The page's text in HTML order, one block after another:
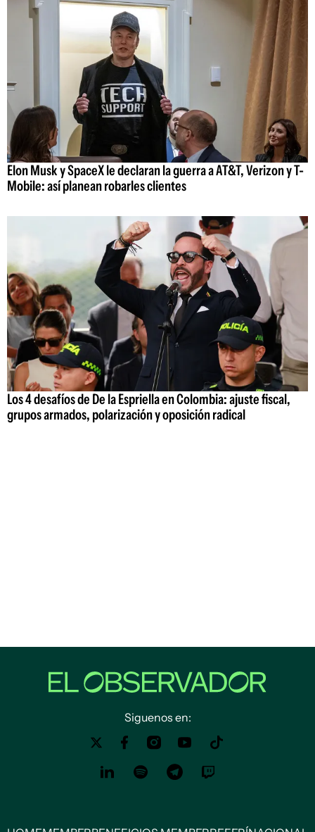
Elon Musk y SpaceX le declaran la guerra a AT&T, Verizon y T-
Mobile: así planean robarles clientes
Los 4 desafíos de De la Espriella en Colombia: ajuste fiscal,
grupos armados, polarización y oposición radical
Siguenos en: